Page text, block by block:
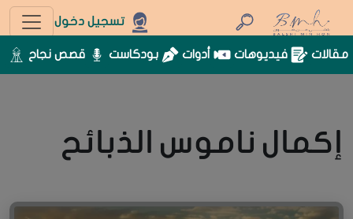
تسجيل دخول
مقالات فيديوهات أدوات بودكاست قصص نجاح
إكمال ناموس الذبائح